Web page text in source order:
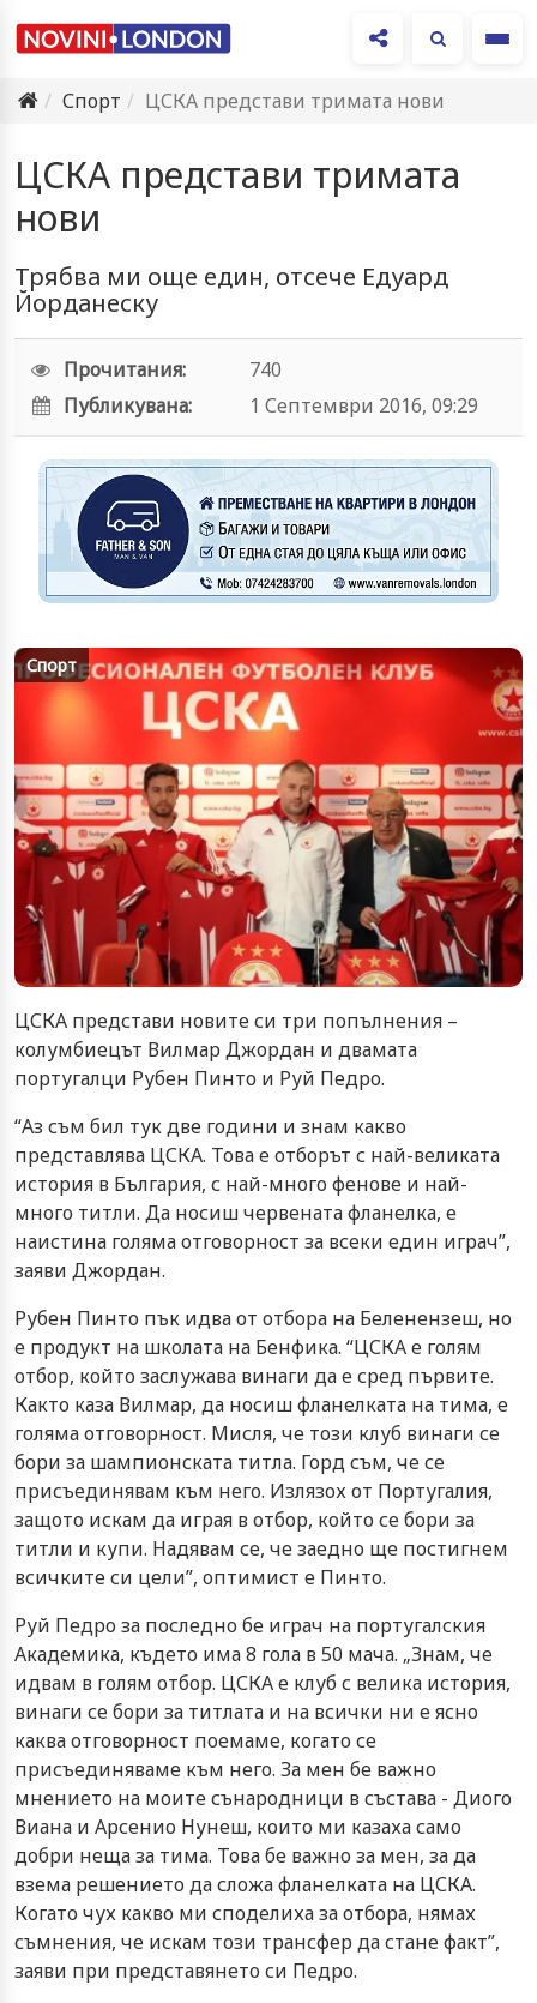
Спорт
ЦСКА представи тримата нови
ЦСКА представи тримата
нови
Трябва ми още един, отсече Едуард
Йорданеску
Прочитания:
740
Публикувана:
1 Септември 2016, 09:29
Спорт
ЦСКА представи новите си три попълнения –
колумбиецът Вилмар Джордан и двамата
португалци Рубен Пинто и Руй Педро.
“Аз съм бил тук две години и знам какво
представлява ЦСКА. Това е отборът с най-великата
история в България, с най-много фенове и най-
много титли. Да носиш червената фланелка, е
наистина голяма отговорност за всеки един играч”,
заяви Джордан.
Рубен Пинто пък идва от отбора на Беленензеш, но
е продукт на школата на Бенфика. “ЦСКА е голям
отбор, който заслужава винаги да е сред първите.
Както каза Вилмар, да носиш фланелката на тима, е
голяма отговорност. Мисля, че този клуб винаги се
бори за шампионската титла. Горд съм, че се
присъединявам към него. Излязох от Португалия,
защото искам да играя в отбор, който се бори за
титли и купи. Надявам се, че заедно ще постигнем
всичките си цели”, оптимист е Пинто.
Руй Педро за последно бе играч на португалския
Академика, където има 8 гола в 50 мача. „Знам, че
идвам в голям отбор. ЦСКА е клуб с велика история,
винаги се бори за титлата и на всички ни е ясно
каква отговорност поемаме, когато се
присъединяваме към него. За мен бе важно
мнението на моите сънародници в състава - Диого
Виана и Арсенио Нунеш, които ми казаха само
добри неща за тима. Това бе важно за мен, за да
взема решението да сложа фланелката на ЦСКА.
Когато чух какво ми споделиха за отбора, нямах
съмнения, че искам този трансфер да стане факт”,
заяви при представянето си Педро.